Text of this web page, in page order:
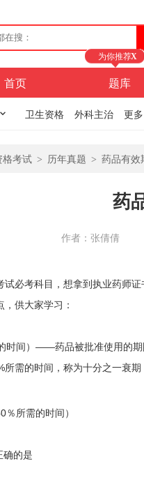
首页 题库
为你推荐X
卫生资格 外科主治 更多
格考试 > 历年真题 > 药品有效
药
作者：张倩倩
试必考科目，想拿到执业药师证
供大家学习：
时间）——药品被批准使用的期
所需的时间，称为十分之一衰期
所需的时间）
确的是